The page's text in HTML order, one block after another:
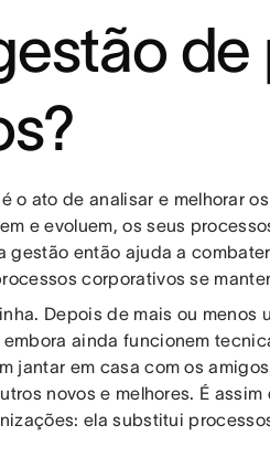
é o ato de analisar e melhorar
e evoluem, os seus
gestão então ajuda a
corporativos se
Depois de mais ou
ainda funcionem
jantar em casa com os
novos e melhores. É
ela substitui